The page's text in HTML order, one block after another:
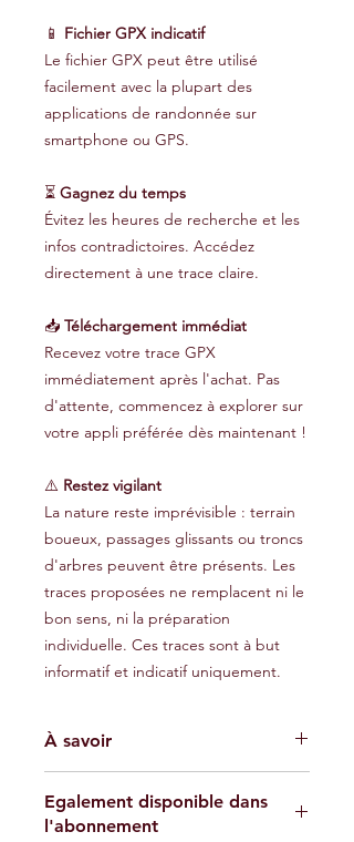
📱 Fichier GPX indicatif
Le fichier GPX peut être utilisé
facilement avec la plupart des
applications de randonnée sur
smartphone ou GPS.
⏳ Gagnez du temps
Évitez les heures de recherche et les
infos contradictoires. Accédez
directement à une trace claire.
📥 Téléchargement immédiat
Recevez votre trace GPX
immédiatement après l'achat. Pas
d'attente, commencez à explorer sur
votre appli préférée dès maintenant !
⚠️ Restez vigilant
La nature reste imprévisible : terrain
boueux, passages glissants ou troncs
d'arbres peuvent être présents. Les
traces proposées ne remplacent ni le
bon sens, ni la préparation
individuelle. Ces traces sont à but
informatif et indicatif uniquement.
À savoir
indicatif et ne garantissent pas
l'absence de risques. Chaque
Egalement disponible dans
l'abonnement